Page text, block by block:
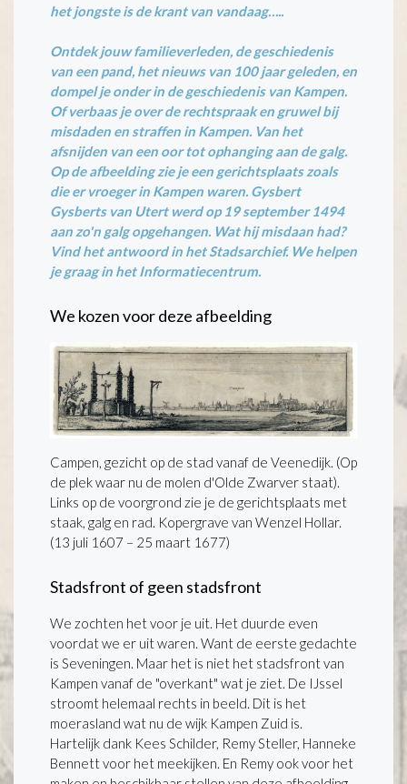
het jongste is de krant van vandaag…..
Ontdek jouw familieverleden, de geschiedenis
van een pand, het nieuws van 100 jaar geleden, en
dompel je onder in de geschiedenis van Kampen.
Of verbaas je over de rechtspraak en gruwel bij
misdaden en straffen in Kampen. Van het
afsnijden van een oor tot ophanging aan de galg.
Op de afbeelding zie je een gerichtsplaats zoals
die er vroeger in Kampen waren. Gysbert
Gysberts van Utert werd op 19 september 1494
aan zo'n galg opgehangen. Wat hij misdaan had?
Vind het antwoord in het Stadsarchief. We helpen
je graag in het Informatiecentrum.
We kozen voor deze afbeelding
Campen, gezicht op de stad vanaf de Veenedijk. (Op
de plek waar nu de molen d'Olde Zwarver staat).
Links op de voorgrond zie je de gerichtsplaats met
staak, galg en rad. Kopergrave van Wenzel Hollar.
(13 juli 1607 – 25 maart 1677)
Stadsfront of geen stadsfront
We zochten het voor je uit. Het duurde even
voordat we er uit waren. Want de eerste gedachte
is Seveningen. Maar het is niet het stadsfront van
Kampen vanaf de "overkant" wat je ziet. De IJssel
stroomt helemaal rechts in beeld. Dit is het
moerasland wat nu de wijk Kampen Zuid is.
Hartelijk dank Kees Schilder, Remy Steller, Hanneke
Bennett voor het meekijken. En Remy ook voor het